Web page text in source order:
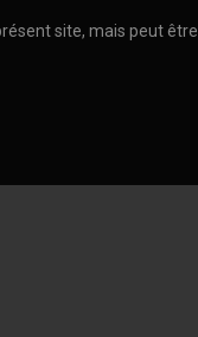
site, mais peut être